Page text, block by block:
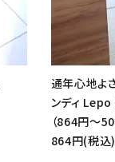
通年心地よ
ンディ Lepo
（864円～
864円(税込)